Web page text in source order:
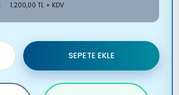
1.200,00 TL + KDV
SEPETE EKLE